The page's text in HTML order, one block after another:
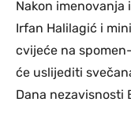
Nakon imenovanja
Irfan Halilagić i
cvijeće na
će uslijediti
Dana nezavisnosti